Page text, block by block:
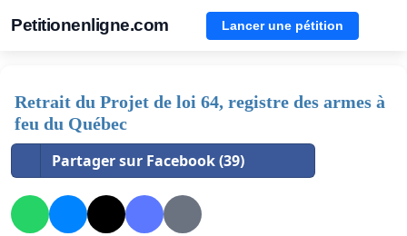
Petitionenligne.com Lancer une pétition
Retrait du Projet de loi 64, registre des armes à
feu du Québec
Partager sur Facebook (39)